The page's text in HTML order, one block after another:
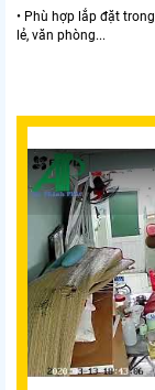
• Phù hợp lắp đặt
lẻ, văn phòng...